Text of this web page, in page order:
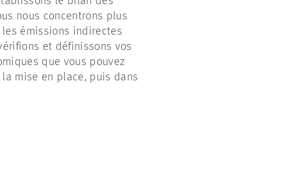
nous concentrons plus
émissions indirectes
et définissons vos
que vous pouvez
mise en place, puis dans